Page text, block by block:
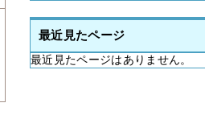
最近見たページ
最近見たページはありません。